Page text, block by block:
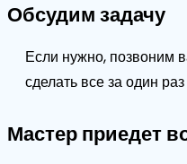
Обсудим задачу
Если нужно, позвоним
сделать все за один раз
Мастер приедет